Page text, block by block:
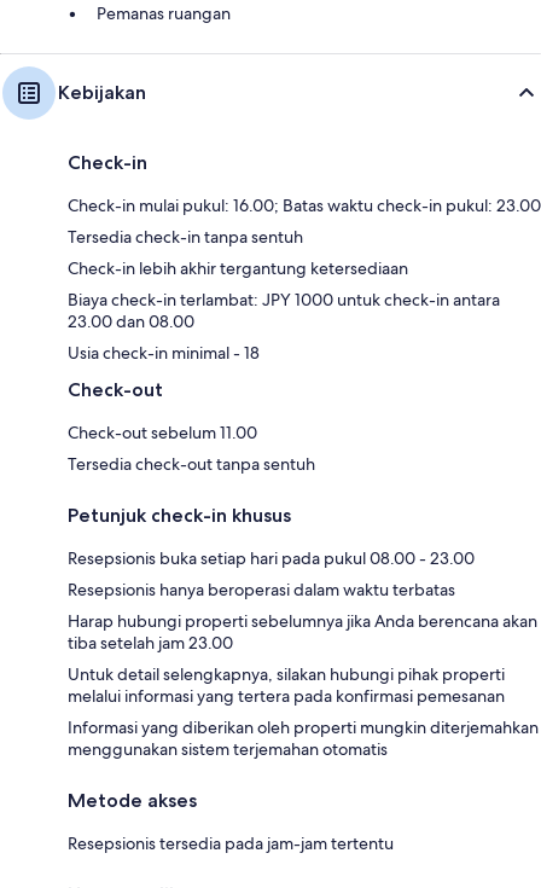
Pemanas ruangan
Kebijakan
Check-in
Check-in mulai pukul: 16.00; Batas waktu check-in pukul: 23.00
Tersedia check-in tanpa sentuh
Check-in lebih akhir tergantung ketersediaan
Biaya check-in terlambat: JPY 1000 untuk check-in antara
23.00 dan 08.00
Usia check-in minimal - 18
Check-out
Check-out sebelum 11.00
Tersedia check-out tanpa sentuh
Petunjuk check-in khusus
Resepsionis buka setiap hari pada pukul 08.00 - 23.00
Resepsionis hanya beroperasi dalam waktu terbatas
Harap hubungi properti sebelumnya jika Anda berencana akan
tiba setelah jam 23.00
Untuk detail selengkapnya, silakan hubungi pihak properti
melalui informasi yang tertera pada konfirmasi pemesanan
Informasi yang diberikan oleh properti mungkin diterjemahkan
menggunakan sistem terjemahan otomatis
Metode akses
Resepsionis tersedia pada jam-jam tertentu